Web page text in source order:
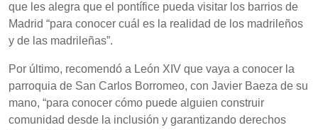
que les alegra que el pontífice pueda visitar los barrios de
Madrid “para conocer cuál es la realidad de los madrileños
y de las madrileñas”.
Por último, recomendó a León XIV que vaya a conocer la
parroquia de San Carlos Borromeo, con Javier Baeza de su
mano, “para conocer cómo puede alguien construir
comunidad desde la inclusión y garantizando derechos